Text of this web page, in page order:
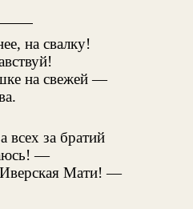
на свалку!
на свежей —
всех за братий
—
Мати! —